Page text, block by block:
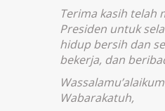
Terima kasih telah
Presiden untuk
hidup bersih dan
bekerja, dan
Wabarakatuh,